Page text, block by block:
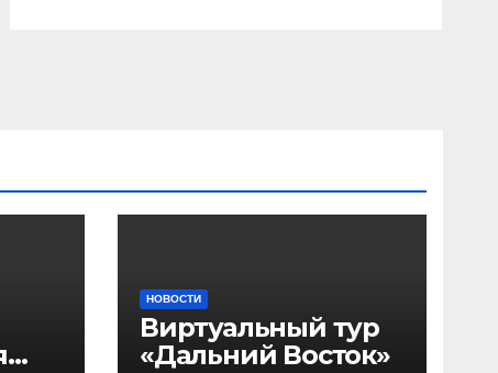
НОВОСТИ
Виртуальный тур
«Дальний Восток»